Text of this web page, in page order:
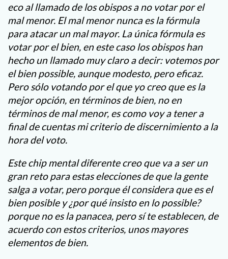
eco al llamado de los obispos a no votar por el
mal menor. El mal menor nunca es la fórmula
para atacar un mal mayor. La única fórmula es
votar por el bien, en este caso los obispos han
hecho un llamado muy claro a decir: votemos por
el bien possible, aunque modesto, pero eficaz.
Pero sólo votando por el que yo creo que es la
mejor opción, en términos de bien, no en
términos de mal menor, es como voy a tener a
final de cuentas mi criterio de discernimiento a la
hora del voto.
Este chip mental diferente creo que va a ser un
gran reto para estas elecciones de que la gente
salga a votar, pero porque él considera que es el
bien posible y ¿por qué insisto en lo possible?
porque no es la panacea, pero sí te establecen, de
acuerdo con estos criterios, unos mayores
elementos de bien.